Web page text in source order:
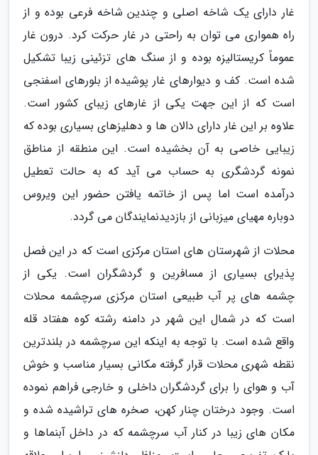
غار دارای یک شاخه اصلی و چندین شاخه فرعی بوده و از
راه همواری می توان به راحتی در غار حرکت کرد. درون غار
عموماً کریستالیزه بوده و از سنگ های تزئینی زیبا تشکیل
شده است. کف و دیوارهای غار پوشیده از بلورهای اسفنجی
است که از این جهت یکی از غارهای زیبای کشور است.
علاوه بر این غار دارای دالان ها و دهلیزهای بسیاری بوده که
زیبایی خاصی به آن بخشیده است. این منطقه از مناطق
نمونه گردشگری به حساب می آید که به حالت تعطیل
درآمده است اما پس از خاتمه یافتن حضور این ویروس
دوباره مهیای میزبانی از بازدیدنمایندگان می گردد.
محلات از شهرستان های استان مرکزی است که در این فصل
پذیرای بسیاری از مسافرین و گردشگران است. یکی از
چشمه های پر آب طبیعی استان مرکزی سرچشمه محلات
است که در شمال این شهر در دامنه رشته کوه هفتاد قله
واقع شده است. با توجه به اینکه این سرچشمه در بلندترین
نقطه شهری محلات قرار گرفته مکانی بسیار مناسب و خوش
آب و هوای را برای گردشگران داخلی و خارجی فراهم نموده
است. وجود درختان چنار کهن، صخره های تراشیده شده و
مکان های زیبا در کنار آب سرچشمه که در داخل آبنماها و